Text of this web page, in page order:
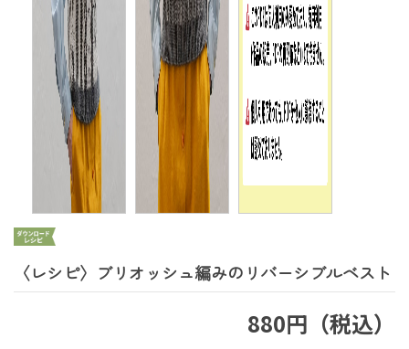
〈レシピ〉ブリオッシュ編みのリバーシブルベスト
880円（税込）